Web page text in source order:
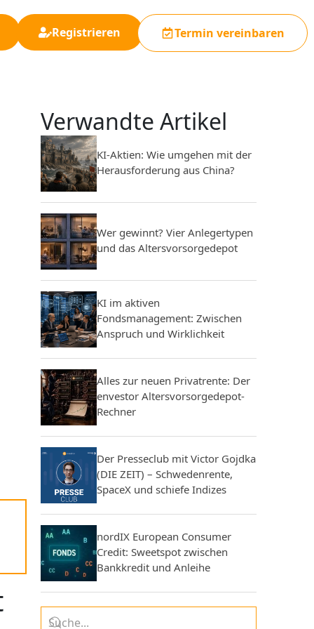
Registrieren Termin vereinbaren
Verwandte Artikel
KI-Aktien: Wie umgehen mit der
Herausforderung aus China?
Wer gewinnt? Vier Anlegertypen
und das Altersvorsorgedepot
KI im aktiven
Fondsmanagement: Zwischen
Anspruch und Wirklichkeit
Alles zur neuen Privatrente: Der
envestor Altersvorsorgedepot-
Rechner
Der Presseclub mit Victor Gojdka
(DIE ZEIT) – Schwedenrente,
SpaceX und schiefe Indizes
nordIX European Consumer
Credit: Sweetspot zwischen
Bankkredit und Anleihe